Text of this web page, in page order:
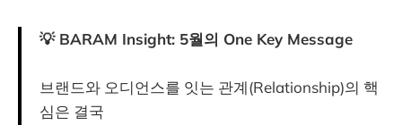
💡 BARAM Insight: 5월의 One Key Message
브랜드와 오디언스를 잇는 관계(Relationship)의 핵
심은 결국